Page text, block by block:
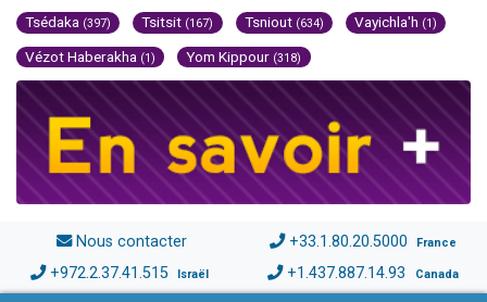
Tsédaka (397) Tsitsit (167) Tsniout (634) Vayichla'h (1)
Vézot Haberakha (1) Yom Kippour (318)
Nous contacter +33.1.80.20.5000 France
+972.2.37.41.515 Israël +1.437.887.14.93 Canada